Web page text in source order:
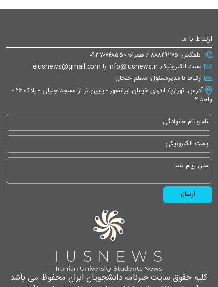
ارتباط با ما
تلفکس: ۸۸۸۲۹۲۷۵ / همراه: ۰۹۳۷۰۷۴۸۵۵۰
پست الکترونیک: info@iusnews.ir یا eiusnews@gmail.com
ارتباط با مدیرمسئول: مسلم خلخال
آدرس: تهران/ انتهای خیابان ایرانشهر - پایین تر از مسجد جلیلی - پلاک ۲۶ -
واحد ۲
کلیه حقوق سایت خبرنامه دانشجویان ایران محفوظ می باشد